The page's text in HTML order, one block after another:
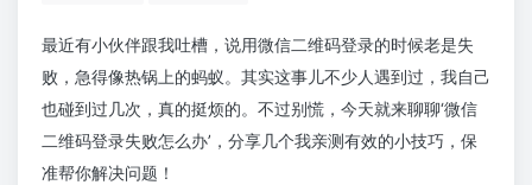
最近有小伙伴跟我吐槽，说用微信二维码登录的时候老是失
败，急得像热锅上的蚂蚁。其实这事儿不少人遇到过，我自己
也碰到过几次，真的挺烦的。不过别慌，今天就来聊聊‘微信
二维码登录失败怎么办’，分享几个我亲测有效的小技巧，保
准帮你解决问题！